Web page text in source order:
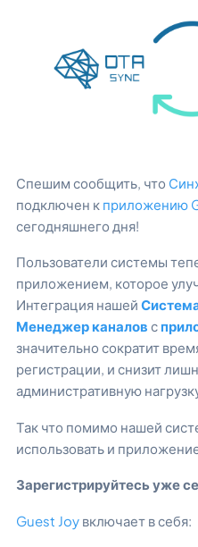
Спешим сообщить, что
подключен к приложению
сегодняшнего дня!
Пользователи системы
приложением, которое
Интеграция нашей
Менеджер каналов с
значительно сократит
регистрации, и снизит
административную
Так что помимо нашей
использовать и
Зарегистрируйтесь уже
Guest Joy включает в себя: